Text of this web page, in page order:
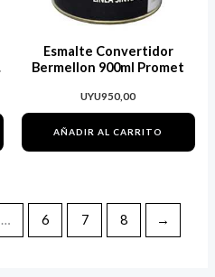
Esmalte Convertidor
Bermellon 900ml Promet
UYU950,00
AÑADIR AL CARRITO
… 6 7 8 →